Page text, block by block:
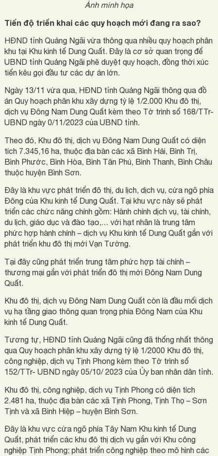
Ảnh minh họa
Tiến độ triển khai các quy hoạch mới đang ra sao?
HĐND tỉnh Quảng Ngãi vừa thông qua nhiều quy hoạch phân
khu tại Khu kinh tế Dung Quất. Đây là cơ sở quan trọng để
UBND tỉnh Quảng Ngãi phê duyệt quy hoạch, đồng thời xúc
tiến kêu gọi đầu tư các dự án lớn.
Ngày 13/11 vừa qua, HĐND tỉnh Quảng Ngãi thông qua đồ
án Quy hoạch phân khu xây dựng tỷ lệ 1/2.000 Khu đô thị,
dịch vụ Đông Nam Dung Quất kèm theo Tờ trình số 168/TTr-
UBND ngày 0/11/2023 của UBND tỉnh.
Theo đó, Khu đô thị, dịch vụ Đông Nam Dung Quất có diện
tích 7.345,16 ha, thuộc địa bàn các xã Bình Hải, Bình Trị,
Bình Phước, Bình Hòa, Bình Tân Phú, Bình Thanh, Bình Châu
thuộc huyện Bình Sơn.
Đây là khu vực phát triển đô thị, du lịch, dịch vụ, cửa ngõ phía
Đông của Khu kinh tế Dung Quất. Tại khu vực này sẽ phát
triển các chức năng chính gồm: Hành chính dịch vụ, tài chính,
du lịch, giáo dục và đào tạo,… với hạt nhân là trung tâm
phức hợp hành chính – dịch vụ Khu kinh tế Dung Quất gắn với
phát triển khu đô thị mới Vạn Tường.
Tại đây cũng phát triển trung tâm phức hợp tài chính –
thương mại gắn với phát triển đô thị mới Đông Nam Dung
Quất.
Khu đô thị, dịch vụ Đông Nam Dung Quất còn là đầu mối dịch
vụ hạ tầng giao thông quan trọng phía Đông Nam của Khu
kinh tế Dung Quất.
Tương tự, HĐND tỉnh Quảng Ngãi cũng đã thống nhất thông
qua Quy hoạch phân khu xây dựng tỷ lệ 1/2000 Khu đô thị,
công nghiệp, dịch vụ Tịnh Phong kèm theo Tờ trình số
152/TTr- UBND ngày 05/10/ 2023 của Ủy ban nhân dân tỉnh.
Khu đô thị, công nghiệp, dịch vụ Tịnh Phong có diện tích
2.481 ha, thuộc địa bàn các xã Tịnh Phong, Tịnh Thọ – Sơn
Tịnh và xã Bình Hiệp – huyện Bình Sơn.
Đây là khu vực cửa ngõ phía Tây Nam Khu kinh tế Dung
Quất, phát triển các khu đô thị dịch vụ gắn với Khu công
nghiệp Tịnh Phong; phát triển công nghiệp theo mô hình các